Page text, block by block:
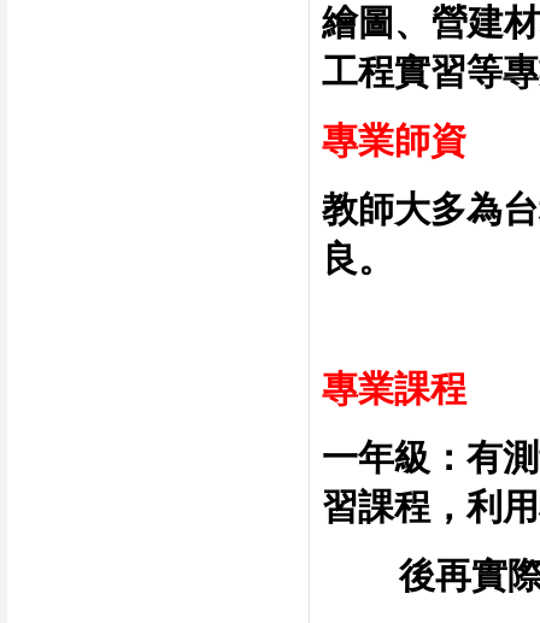
繪圖、營建
工程實習等
專業師資
教師大多為
良。
專業課程
一年級：有
習課程，利
後再實